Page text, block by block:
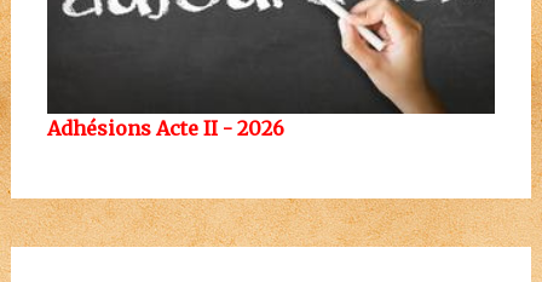
Adhésions Acte II - 2026